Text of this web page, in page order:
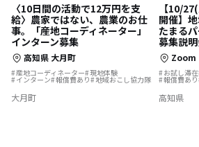
〈10日間の活動で12万円を支
給〉農家ではない、農業のお仕
事。「産地コーディネーター」
インターン募集
高知県 大月町
産地コーディネーター 現地体験
インターン 報償費あり 地域おこし協力隊
大月町
【10/
開催】
たまる
募集説
Zoom
お試し滞在
報償費あり
高知県